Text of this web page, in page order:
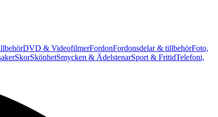
DVD & VideofilmerFordonFordonsdelar & tillbehörFoto,
SkorSkönhetSmycken & ÄdelstenarSport & FritidTelefoni,